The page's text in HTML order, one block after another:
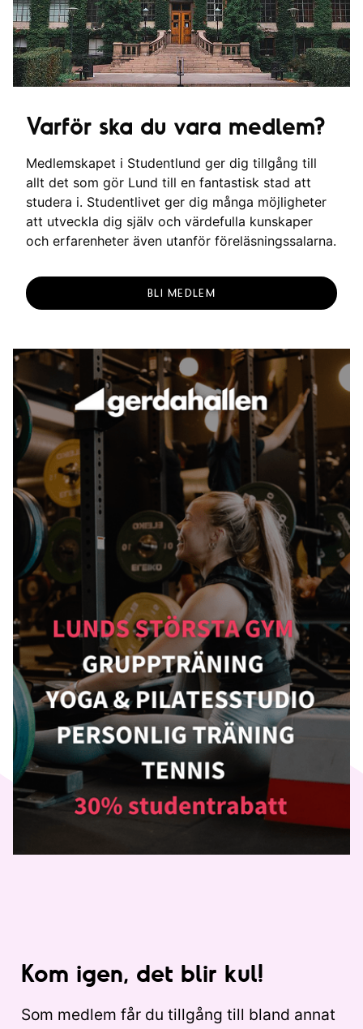
Varför ska du vara medlem?
Medlemskapet i Studentlund ger dig tillgång till
allt det som gör Lund till en fantastisk stad att
studera i. Studentlivet ger dig många möjligheter
att utveckla dig själv och värdefulla kunskaper
och erfarenheter även utanför föreläsningssalarna.
BLI MEDLEM
Kom igen, det blir kul!
Som medlem får du tillgång till bland annat